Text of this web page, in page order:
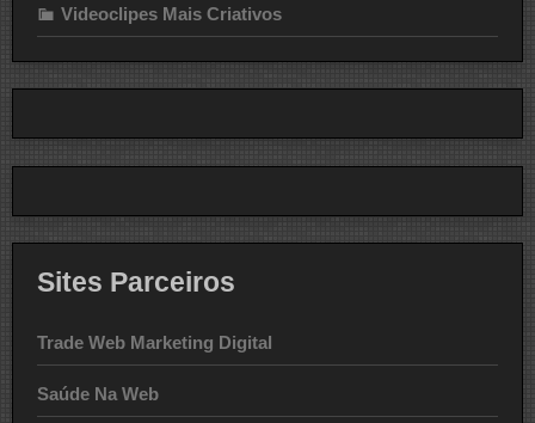
Videoclipes Mais Criativos
Sites Parceiros
Trade Web Marketing Digital
Saúde Na Web